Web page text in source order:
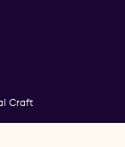
Craft